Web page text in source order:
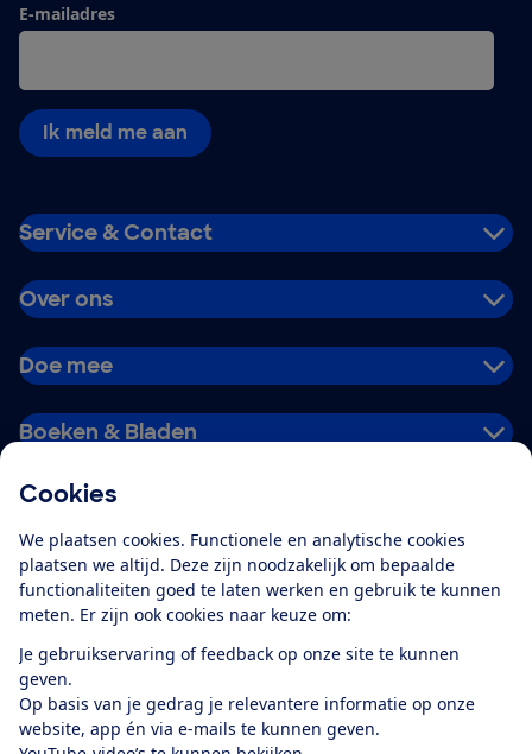
Cookies
We plaatsen cookies. Functionele en analytische cookies
plaatsen we altijd. Deze zijn noodzakelijk om bepaalde
functionaliteiten goed te laten werken en gebruik te kunnen
meten. Er zijn ook cookies naar keuze om:
Je gebruikservaring of feedback op onze site te kunnen
geven.
Op basis van je gedrag je relevantere informatie op onze
website, app én via e-mails te kunnen geven.
E-mailadres
Ik meld me aan
Service & Contact
Over ons
Doe mee
Boeken & Bladen
Alles over de
app
Algemene Voorwaarden
Privacyverklaring